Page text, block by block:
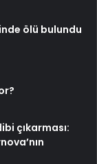
ölü bulundu
çıkarması: